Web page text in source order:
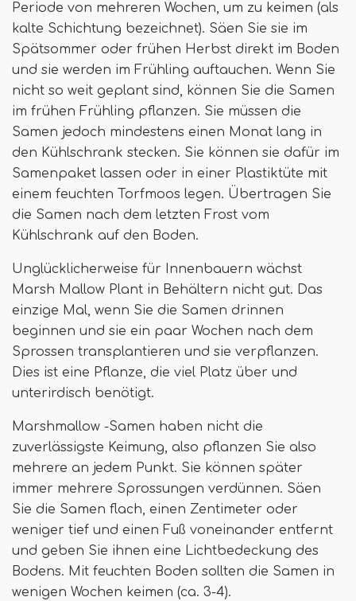
Periode von mehreren Wochen, um zu keimen (als
kalte Schichtung bezeichnet). Säen Sie sie im
Spätsommer oder frühen Herbst direkt im Boden
und sie werden im Frühling auftauchen. Wenn Sie
nicht so weit geplant sind, können Sie die Samen
im frühen Frühling pflanzen. Sie müssen die
Samen jedoch mindestens einen Monat lang in
den Kühlschrank stecken. Sie können sie dafür im
Samenpaket lassen oder in einer Plastiktüte mit
einem feuchten Torfmoos legen. Übertragen Sie
die Samen nach dem letzten Frost vom
Kühlschrank auf den Boden.
Unglücklicherweise für Innenbauern wächst
Marsh Mallow Plant in Behältern nicht gut. Das
einzige Mal, wenn Sie die Samen drinnen
beginnen und sie ein paar Wochen nach dem
Sprossen transplantieren und sie verpflanzen.
Dies ist eine Pflanze, die viel Platz über und
unterirdisch benötigt.
Marshmallow -Samen haben nicht die
zuverlässigste Keimung, also pflanzen Sie also
mehrere an jedem Punkt. Sie können später
immer mehrere Sprossungen verdünnen. Säen
Sie die Samen flach, einen Zentimeter oder
weniger tief und einen Fuß voneinander entfernt
und geben Sie ihnen eine Lichtbedeckung des
Bodens. Mit feuchten Boden sollten die Samen in
wenigen Wochen keimen (ca. 3-4).